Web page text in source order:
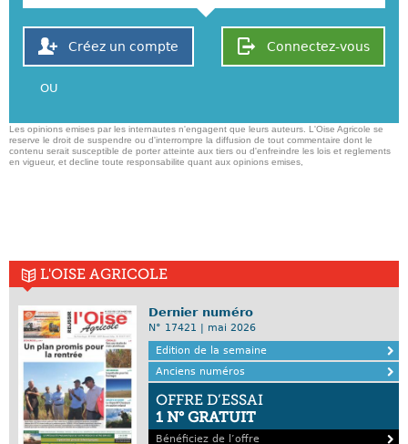
Connectez-vous
Créez un compte
OU
Les opinions emises par les internautes n'engagent que leurs auteurs. L'Oise Agricole se
reserve le droit de suspendre ou d'interrompre la diffusion de tout commentaire dont le
contenu serait susceptible de porter atteinte aux tiers ou d'enfreindre les lois et reglements
en vigueur, et decline toute responsabilite quant aux opinions emises,
L'OISE AGRICOLE
Dernier numéro
N° 17421 | mai 2026
Edition de la semaine
Anciens numéros
OFFRE D’ESSAI
1 N° GRATUIT
Bénéficiez de l’offre